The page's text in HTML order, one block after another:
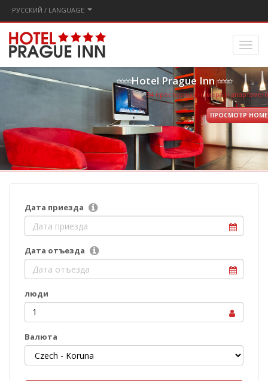
PУССКИЙ / LANGUAGE
Hotel Prague Inn
34 просторных номера и
ПРОСМОТР
Дата приезда
Дата отъезда
люди
1
Валюта